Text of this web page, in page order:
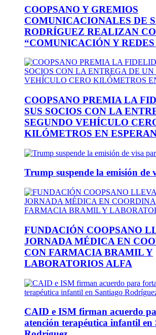
COOPSANO Y GREMIOS
COMUNICACIONALES DE
RODRÍGUEZ REALIZAN
“COMUNICACIÓN Y
COOPSANO PREMIA LA
SUS SOCIOS CON LA
SEGUNDO VEHÍCULO
KILÓMETROS EN
Trump suspende la emisión de
FUNDACIÓN COOPSANO
JORNADA MÉDICA EN
CON FARMACIA BRAMIL Y
LABORATORIOS ALFA
CAID e ISM firman acuerdo
atención terapéutica infantil en